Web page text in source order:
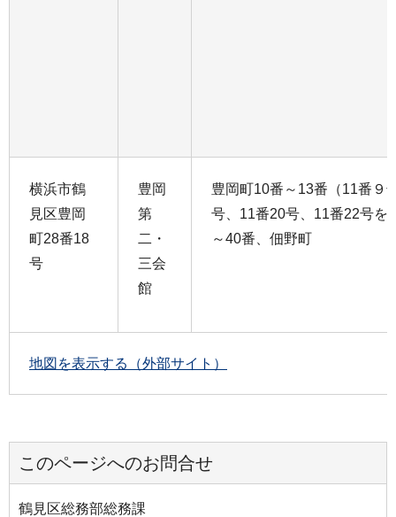
横浜市鶴
見区豊岡
町28番18
号
豊岡
第
二・
三会
館
豊岡町10番～13番（11番９
号、11番20号、11番22号を
～40番、佃野町
地図を表示する（外部サイト）
このページへのお問合せ
鶴見区総務部総務課